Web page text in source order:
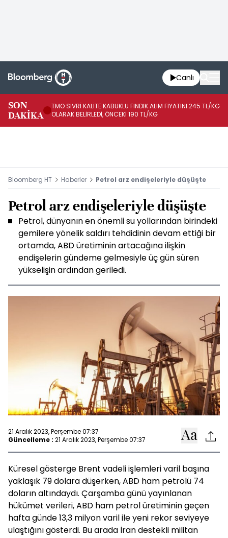
Canlı
SON
DAKİKA
TMO SİVRİ KALİTE KABUKLU FINDIK ALIM FİYATINI 245 TL/KG
OLARAK BELİRLEDİ, ÖNCEKİ 190 TL/KG
Bloomberg HT Haberler Petrol arz endişeleriyle düşüşte
Petrol arz endişeleriyle düşüşte
Petrol, dünyanın en önemli su yollarından birindeki
gemilere yönelik saldırı tehdidinin devam ettiği bir
ortamda, ABD üretiminin artacağına ilişkin
endişelerin gündeme gelmesiyle üç gün süren
yükselişin ardından geriledi.
21 Aralık 2023, Perşembe 07:37
Güncelleme : 21 Aralık 2023, Perşembe 07:37
Küresel gösterge Brent vadeli işlemleri varil başına
yaklaşık 79 dolara düşerken, ABD ham petrolü 74
doların altındaydı. Çarşamba günü yayınlanan
hükümet verileri, ABD ham petrol üretiminin geçen
hafta günde 13,3 milyon varil ile yeni rekor seviyeye
ulaştığını gösterdi. Bu arada İran destekli militan